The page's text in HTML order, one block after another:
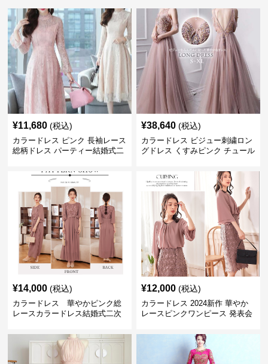
¥11,680 (税込)
カラードレス ピンク 長袖レース
総柄ドレス パーティー結婚式二
¥38,640 (税込)
カラードレス ビジュー刺繍ロン
グドレス くすみピンク チュール
¥14,000 (税込)
カラードレス 華やかピンク総
レースカラードレス結婚式二次
¥12,000 (税込)
カラードレス 2024新作 華やか
レースピンクワンピース 発表会